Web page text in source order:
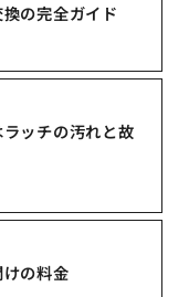
の完全ガイド
ッチの汚れと故
の料金